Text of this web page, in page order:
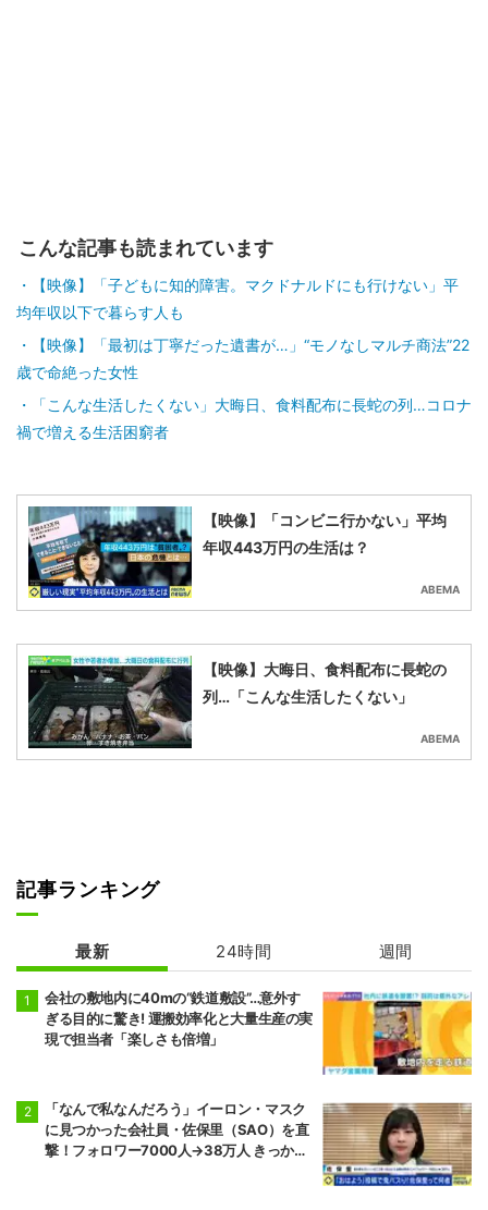
こんな記事も読まれています
【映像】「子どもに知的障害。マクドナルドにも行けない」平
均年収以下で暮らす人も
【映像】「最初は丁寧だった遺書が…」“モノなしマルチ商法”22
歳で命絶った女性
「こんな生活したくない」大晦日、食料配布に長蛇の列…コロナ
禍で増える生活困窮者
【映像】「コンビニ行かない」平均
年収443万円の生活は？
ABEMA
【映像】大晦日、食料配布に長蛇の
列…「こんな生活したくない」
ABEMA
記事ランキング
最新 24時間 週間
会社の敷地内に40mの“鉄道敷設”…意外す
ぎる目的に驚き! 運搬効率化と大量生産の実
現で担当者「楽しさも倍増」
「なんで私なんだろう」イーロン・マスク
に見つかった会社員・佐保里（SAO）を直
撃！フォロワー7000人→38万人 きっかけ